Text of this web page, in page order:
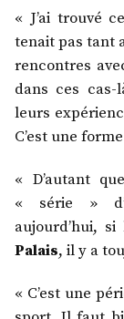
« J’ai trouvé
tenait pas tant
rencontres
dans ces cas-
leurs
C’est une
« D’autant
« série »
aujourd’hui,
Palais, il y a
« C’est une